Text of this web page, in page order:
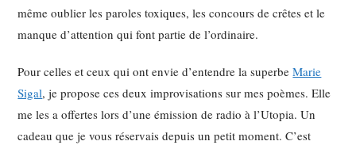
même oublier les paroles toxiques, les concours de crêtes et le
manque d’attention qui font partie de l’ordinaire.
Pour celles et ceux qui ont envie d’entendre la superbeMarie
Sigal, je propose ces deux improvisations sur mes poèmes. Elle
me les a offertes lors d’une émission de radio à l’Utopia. Un
cadeau que je vous réservais depuis un petit moment. C’est